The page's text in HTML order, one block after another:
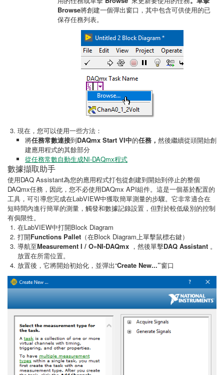
Browse將創建一個彈出窗口，其中包含可供使用的已
保存任務列表。
現在，您可以使用一些方法：
將任務常數連接到DAQmx Start VI中的任務， 然後繼續從頭開始創
建應用程式的其餘部分
從任務常數自動生成NI-DAQmx程式
數據擷取助手
使用DAQ Assistant為您的應用程式打包從創建到開始到停止的整個
DAQmx任務，因此，您不必使用DAQmx API組件。這是一個基於配置的
工具，可引導您完成在LabVIEW中獲取簡單測量的步驟。它非常適合在
短時間內進行簡單的測量，觸發和數據記錄設置，但對於較低級別的控制
有侷限性。
在LabVIEW中打開Block Diagram
打開Functions Pallet （在Block Diagram上單擊鼠標右鍵）
導航至Measurement I / O»NI-DAQmx ，然後單擊DAQ Assistant 。
放置在所需位置。
放置後，它將開始初始化，並彈出“Create New...”窗口